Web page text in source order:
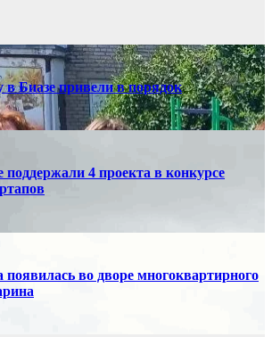
Биазе привели в порядок
4 проекта в конкурсе
во дворе многоквартирного